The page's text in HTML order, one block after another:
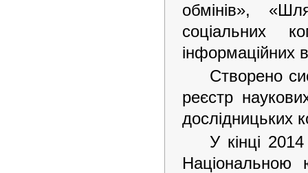
обмінів»,
соціальних
інформаційних
Створено
реєстр
дослідницьких
У кінці
Національною